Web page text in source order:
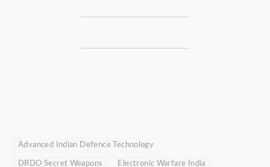
Advanced Indian Defence Technology
DRDO Secret Weapons Electronic Warfare India